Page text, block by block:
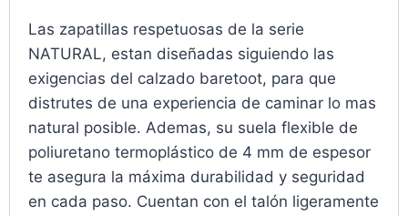
Las zapatillas respetuosas de la serie
NATURAL, estan diseñadas siguiendo las
exigencias del calzado baretoot, para que
distrutes de una experiencia de caminar lo mas
natural posible. Ademas, su suela flexible de
poliuretano termoplástico de 4 mm de espesor
te asegura la máxima durabilidad y seguridad
en cada paso. Cuentan con el talón ligeramente